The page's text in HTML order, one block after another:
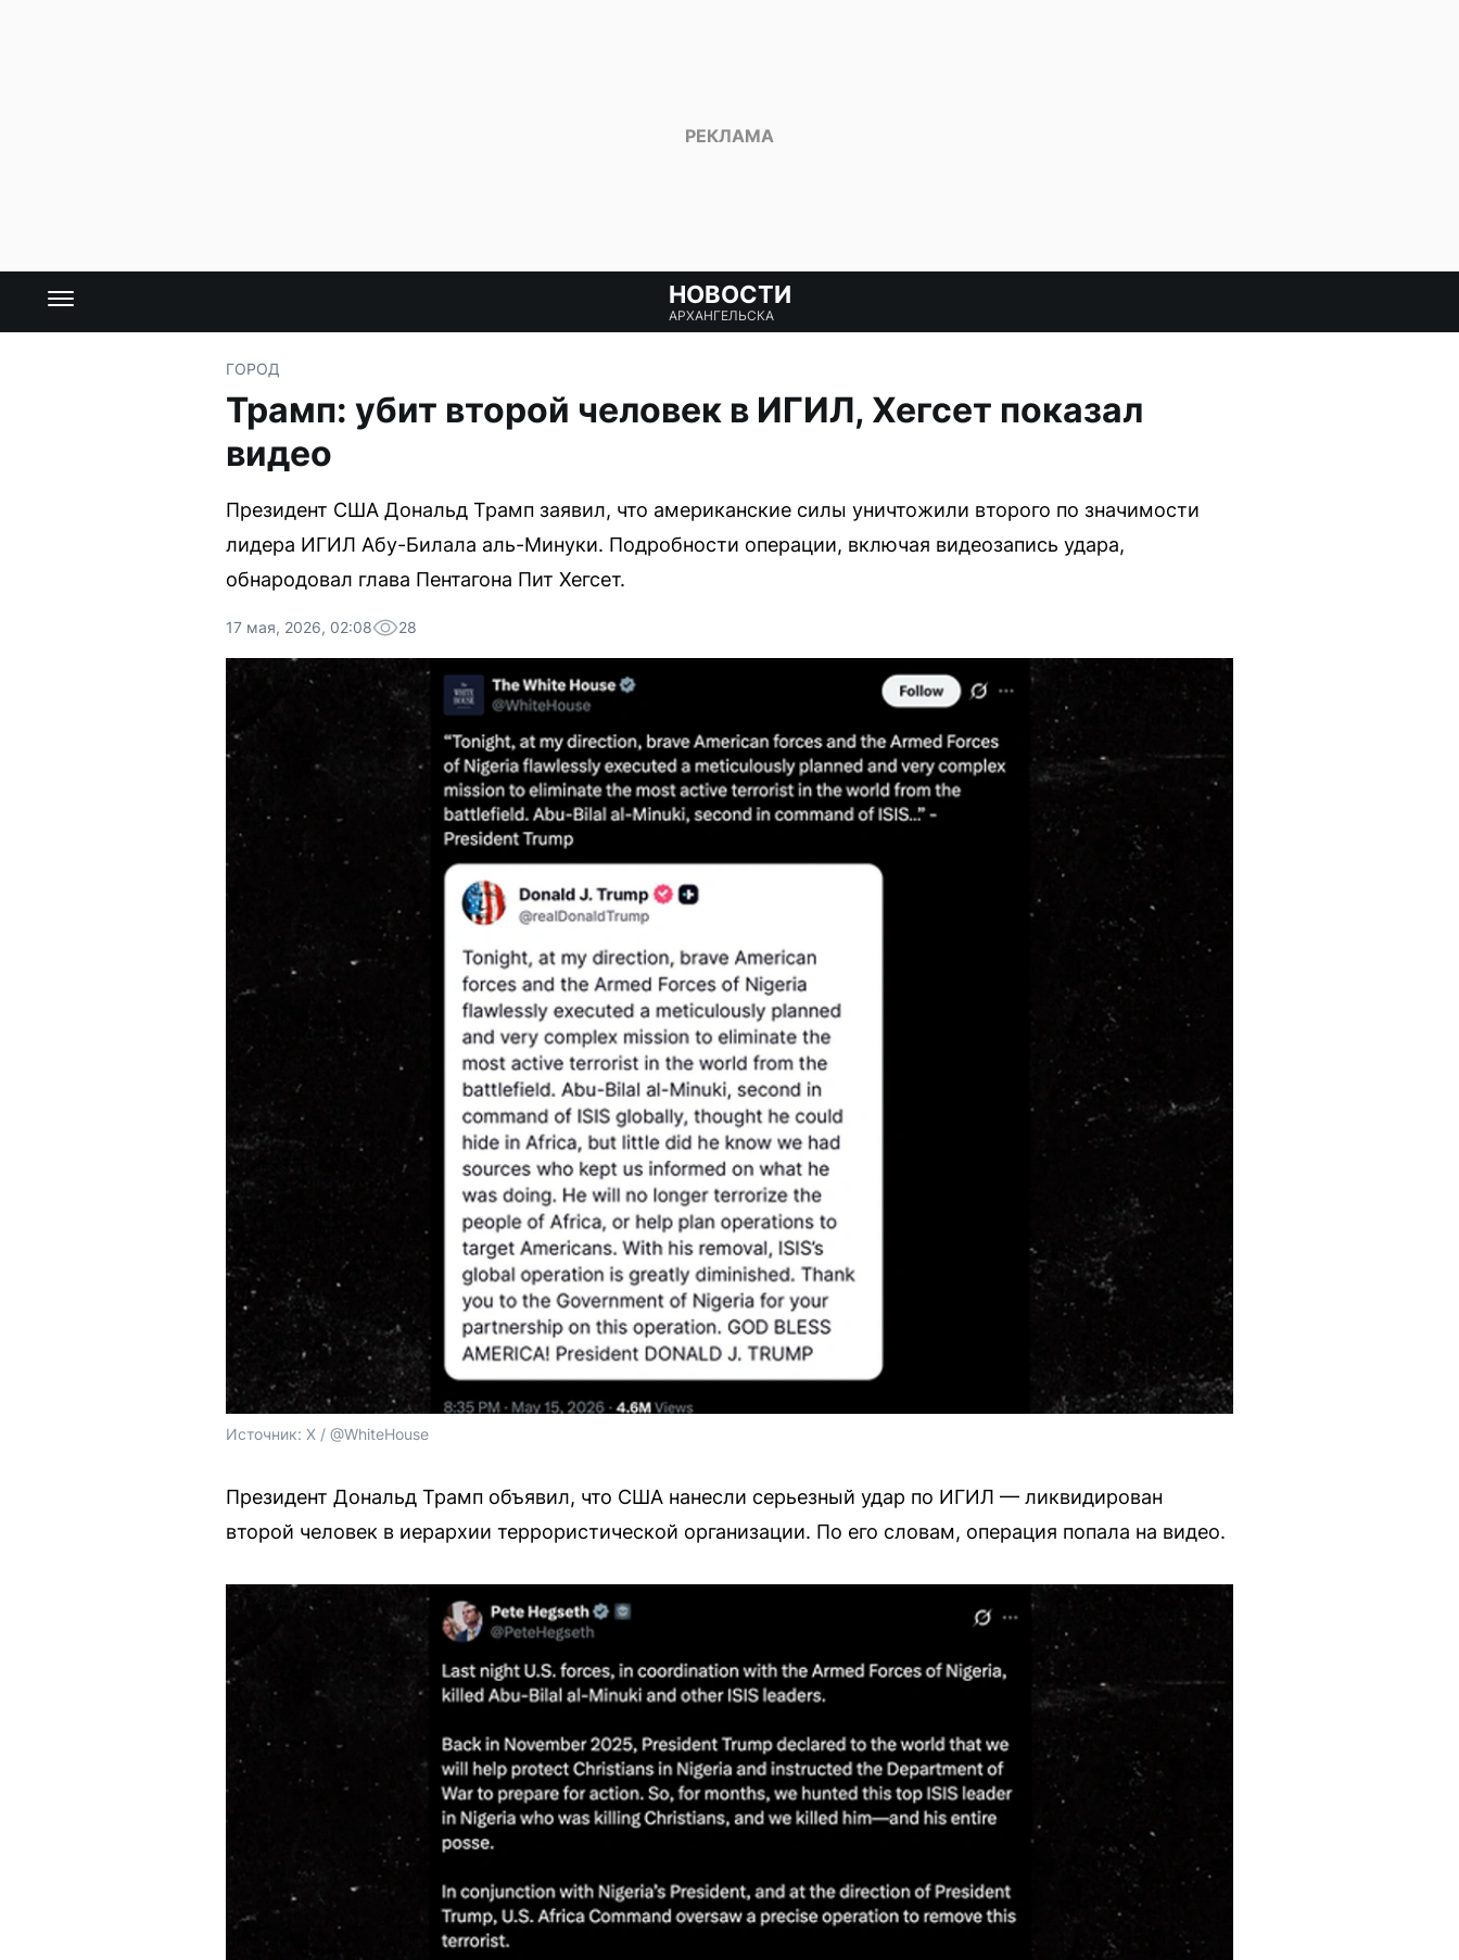
НОВОСТИ
АРХАНГЕЛЬСКА
ГОРОД
Трамп: убит второй человек в ИГИЛ, Хегсет показал
видео
Президент США Дональд Трамп заявил, что американские силы уничтожили второго по значимости
лидера ИГИЛ Абу-Билала аль-Минуки. Подробности операции, включая видеозапись удара,
обнародовал глава Пентагона Пит Хегсет.
17 мая, 2026, 02:08 28
Источник: X / @WhiteHouse
Президент Дональд Трамп объявил, что США нанесли серьезный удар по ИГИЛ — ликвидирован
второй человек в иерархии террористической организации. По его словам, операция попала на видео.